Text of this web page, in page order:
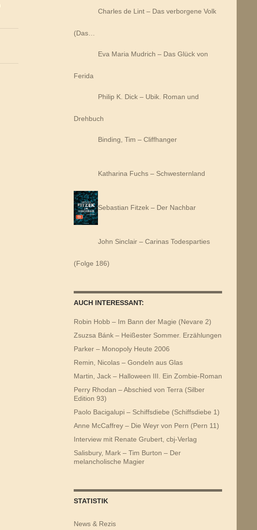
Charles de Lint – Das verborgene Volk
(Das…
Eva Maria Mudrich – Das Glück von
Ferida
Philip K. Dick – Ubik. Roman und
Drehbuch
Binding, Tim – Cliffhanger
Katharina Fuchs – Schwesternland
Sebastian Fitzek – Der Nachbar
John Sinclair – Carinas Todesparties
(Folge 186)
AUCH INTERESSANT:
Robin Hobb – Im Bann der Magie (Nevare 2)
Zsuzsa Bánk – Heißester Sommer. Erzählungen
Parker – Monopoly Heute 2006
Remin, Nicolas – Gondeln aus Glas
Martin, Jack – Halloween III. Ein Zombie-Roman
Perry Rhodan – Abschied von Terra (Silber
Edition 93)
Paolo Bacigalupi – Schiffsdiebe (Schiffsdiebe 1)
Anne McCaffrey – Die Weyr von Pern (Pern 11)
Interview mit Renate Grubert, cbj-Verlag
Salisbury, Mark – Tim Burton – Der
melancholische Magier
STATISTIK
News & Rezis